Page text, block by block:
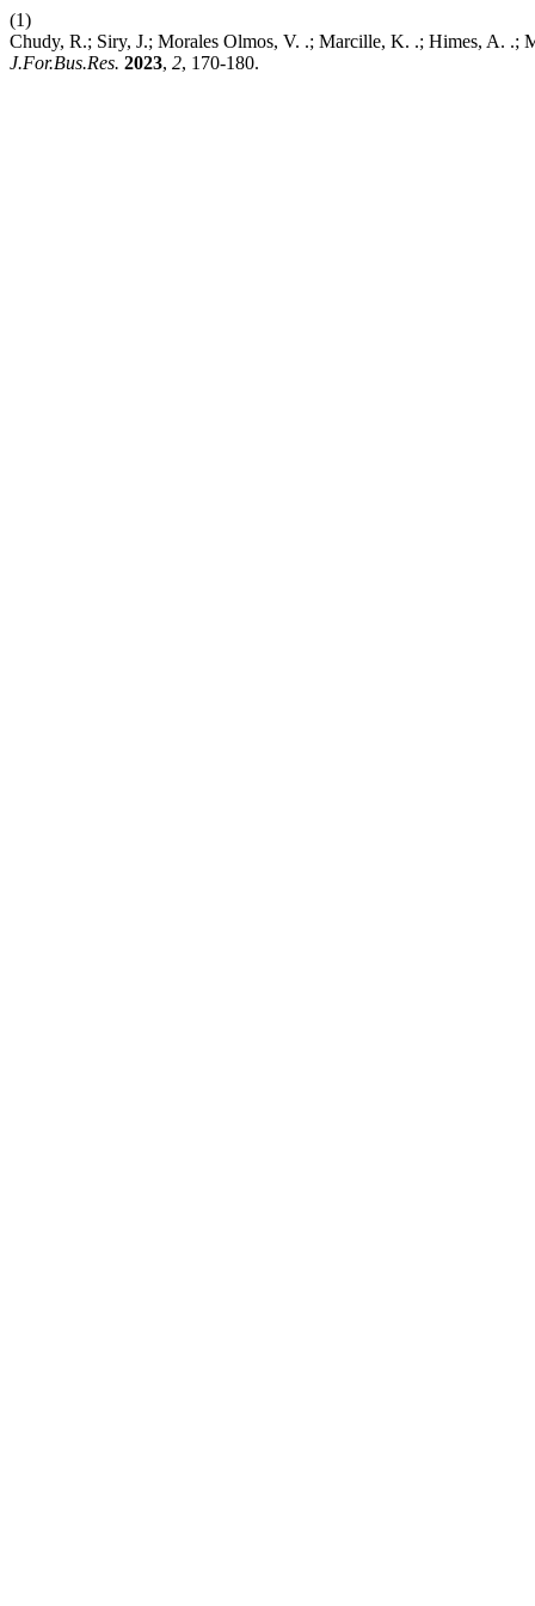
(1)
Chudy, R.; Siry, J.; Morales Olmos, V. .; Marcille, K. .; Himes, A. .;
J.For.Bus.Res. 2023, 2, 170-180.